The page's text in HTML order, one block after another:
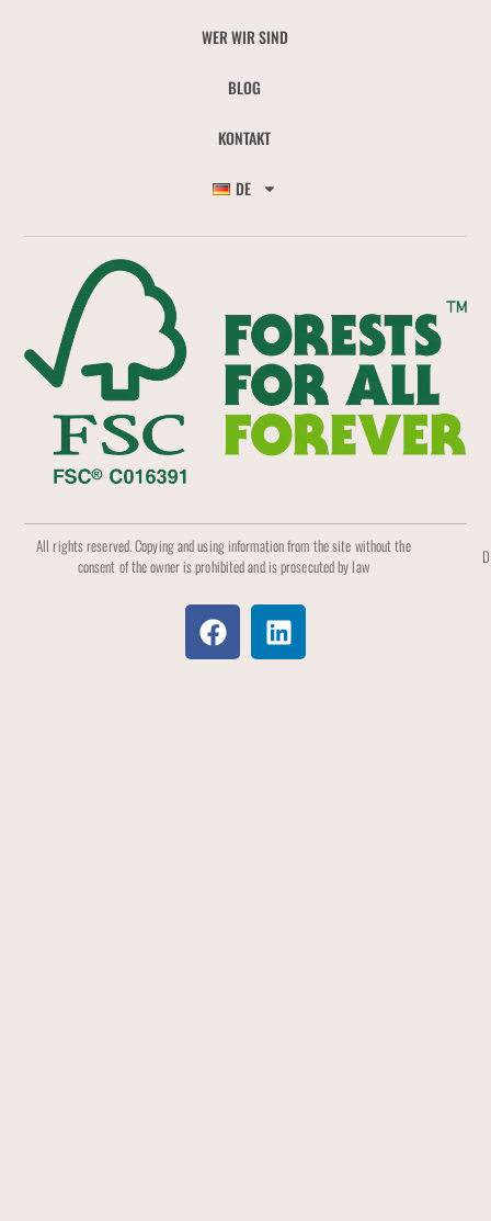
WER WIR SIND
BLOG
KONTAKT
DE
All rights reserved. Copying and using information from the site without the
consent of the owner is prohibited and is prosecuted by law